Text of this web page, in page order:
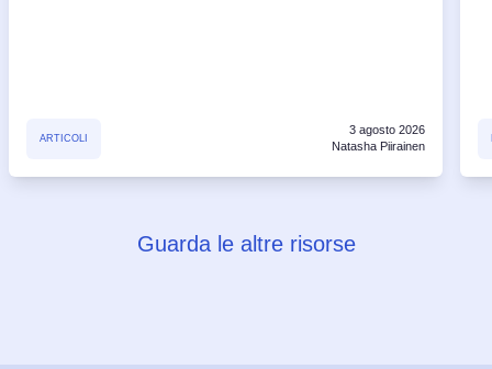
ARTICOLI
3 agosto 2026
Natasha Piirainen
Guarda le altre risorse